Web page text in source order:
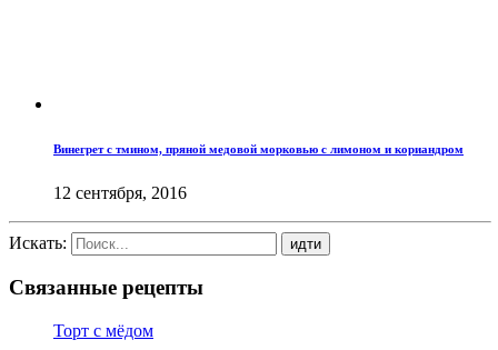
Винегрет с тмином, пряной медовой морковью с лимоном и кориандром
12 сентября, 2016
Искать:
Связанные рецепты
Торт с мёдом